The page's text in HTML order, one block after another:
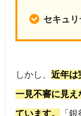
セキュ
しかし、 近年は
一見不審に見え
ています。
「